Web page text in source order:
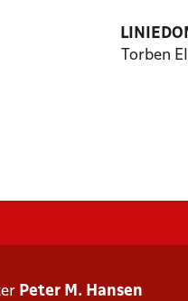
Torben
Peter M. Hansen